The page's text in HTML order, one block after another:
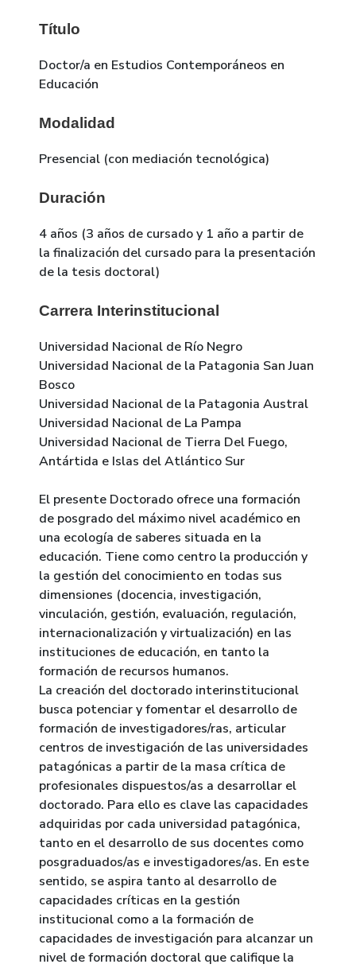
Título
Doctor/a en Estudios Contemporáneos en
Educación
Modalidad
Presencial (con mediación tecnológica)
Duración
4 años (3 años de cursado y 1 año a partir de
la finalización del cursado para la presentación
de la tesis doctoral)
Carrera Interinstitucional
Universidad Nacional de Río Negro
Universidad Nacional de la Patagonia San Juan
Bosco
Universidad Nacional de la Patagonia Austral
Universidad Nacional de La Pampa
Universidad Nacional de Tierra Del Fuego,
Antártida e Islas del Atlántico Sur
El presente Doctorado ofrece una formación
de posgrado del máximo nivel académico en
una ecología de saberes situada en la
educación. Tiene como centro la producción y
la gestión del conocimiento en todas sus
dimensiones (docencia, investigación,
vinculación, gestión, evaluación, regulación,
internacionalización y virtualización) en las
instituciones de educación, en tanto la
formación de recursos humanos.
La creación del doctorado interinstitucional
busca potenciar y fomentar el desarrollo de
formación de investigadores/ras, articular
centros de investigación de las universidades
patagónicas a partir de la masa crítica de
profesionales dispuestos/as a desarrollar el
doctorado. Para ello es clave las capacidades
adquiridas por cada universidad patagónica,
tanto en el desarrollo de sus docentes como
posgraduados/as e investigadores/as. En este
sentido, se aspira tanto al desarrollo de
capacidades críticas en la gestión
institucional como a la formación de
capacidades de investigación para alcanzar un
nivel de formación doctoral que califique la